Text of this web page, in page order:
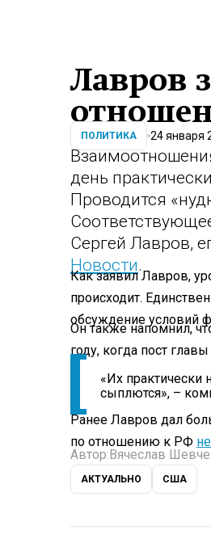
Лавров
ПОЛИТИКА 24 января
день
Проводится
Сергей Лавров,
Новости.
Как заявил Лавров,
происходит.
обсуждение условий
Он также напомнил,
году, когда пост
«Их практически
сыплются», –
Ранее Лавров дал
по отношению к РФ
Автор: Вячеслав
АКТУАЛЬНО США